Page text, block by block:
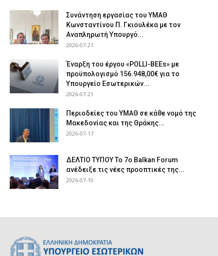
Συνάντηση εργασίας του ΥΜΑΘ
Κωνσταντίνου Π. Γκιουλέκα με τον
Αναπληρωτή Υπουργό...
2026-07-21
Έναρξη του έργου «POLLI-BEEs» με
προϋπολογισμό 156.948,00€ για το
Υπουργείο Εσωτερικών...
2026-07-21
Περιοδείες του ΥΜΑΘ σε κάθε νομό της
Μακεδονίας και της Θράκης...
2026-07-17
ΔΕΛΤΙΟ ΤΥΠΟΥ Το 7ο Balkan Forum
ανέδειξε τις νέες προοπτικές της...
2026-07-10